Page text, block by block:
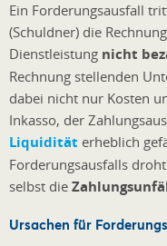
Ein Forderungsausfall
(Schuldner) die
Dienstleistung nicht
Rechnung stellenden
dabei nicht nur Kosten
Inkasso, der
Liquidität erheblich
Forderungsausfalls
selbst die
Ursachen für